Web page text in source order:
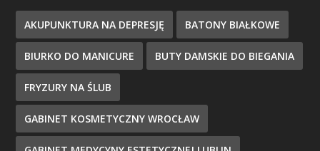
AKUPUNKTURA NA DEPRESJĘ BATONY BIAŁKOWE
BIURKO DO MANICURE BUTY DAMSKIE DO BIEGANIA
FRYZURY NA ŚLUB
GABINET KOSMETYCZNY WROCŁAW